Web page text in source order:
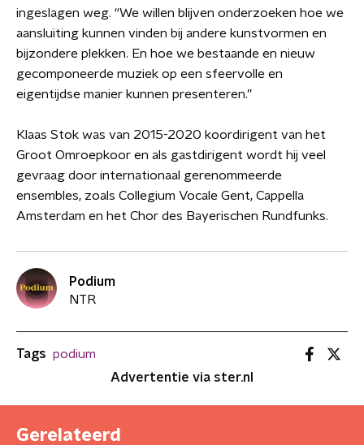
ingeslagen weg. “We willen blijven onderzoeken hoe we
aansluiting kunnen vinden bij andere kunstvormen en
bijzondere plekken. En hoe we bestaande en nieuw
gecomponeerde muziek op een sfeervolle en
eigentijdse manier kunnen presenteren.”
Klaas Stok was van 2015-2020 koordirigent van het
Groot Omroepkoor en als gastdirigent wordt hij veel
gevraag door internationaal gerenommeerde
ensembles, zoals Collegium Vocale Gent, Cappella
Amsterdam en het Chor des Bayerischen Rundfunks.
Podium
NTR
Tags podium
Advertentie via ster.nl
Gerelateerd